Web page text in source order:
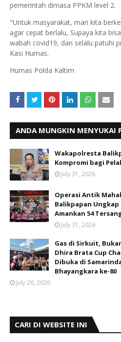
pemerintah dimasa PPKM level 2.
"Untuk masyarakat, mari kita
agar cepat berlalu, Supaya kita
wabah covid19, dan selalu patuhi
Kasi Humas.
Humas Polda Kaltim
ANDA MUNGKIN MENYUKAI
Wakapolresta
Kompromi bagi
July 31, 2026
Operasi Antik
Balikpapan Ungkap
Amankan 54
July 31, 2026
Gas di Sirkuit,
Dhira Brata Cup
Dibuka di
Bhayangkara ke-80
July 26, 2026
CARI DI WEBSITE INI